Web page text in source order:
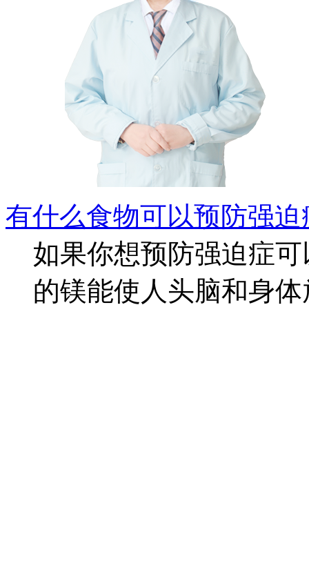
有什么食物可以预防强迫
如果你想预防强迫症
的镁能使人头脑和身